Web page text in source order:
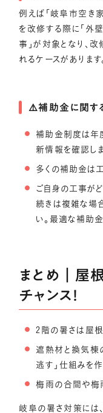
例えば「岐阜市空き
を改修する際に「外
事」が対象となり、
れるケースがあります。
⚠️補助金に関す
補助金制度は年
新情報を確認しま
多くの補助金は
ご自身の工事が
続きは複雑な場
い。最適な補助
まとめ｜屋
チャンス！
2階の暑さは屋
遮熱材と換気棟
逃す」仕組みを
梅雨の合間や梅
岐阜の暑さ対策には